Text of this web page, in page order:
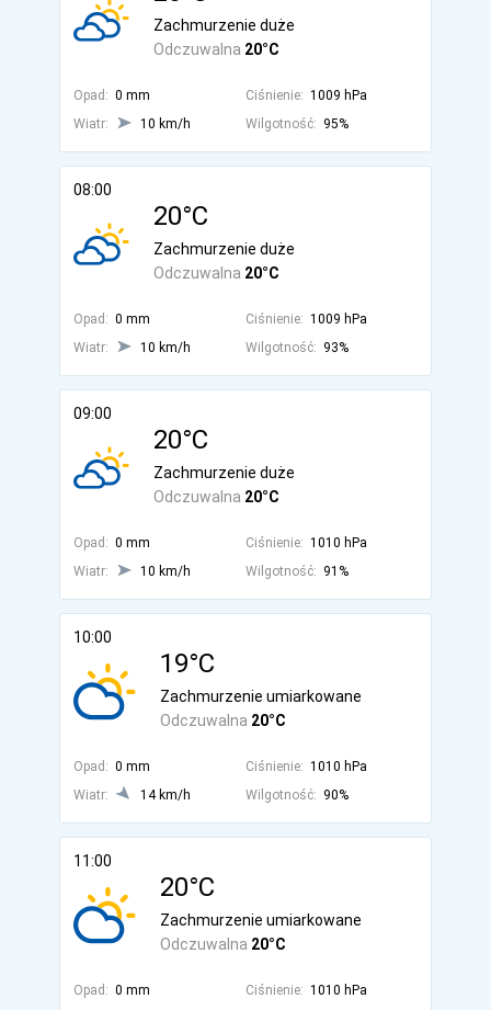
Odczuwalna 20°C
Zachmurzenie duże
Opad: 0 mm Ciśnienie: 1009 hPa
Wiatr:
10 km/h Wilgotność: 95%
08:00
20°C
Odczuwalna 20°C
Zachmurzenie duże
Opad: 0 mm Ciśnienie: 1009 hPa
Wiatr:
10 km/h Wilgotność: 93%
09:00
20°C
Odczuwalna 20°C
Zachmurzenie duże
Opad: 0 mm Ciśnienie: 1010 hPa
Wiatr:
10 km/h Wilgotność: 91%
10:00
19°C
Odczuwalna 20°C
Zachmurzenie umiarkowane
Opad: 0 mm Ciśnienie: 1010 hPa
Wiatr:
14 km/h Wilgotność: 90%
11:00
20°C
Odczuwalna 20°C
Zachmurzenie umiarkowane
Opad: 0 mm Ciśnienie: 1010 hPa